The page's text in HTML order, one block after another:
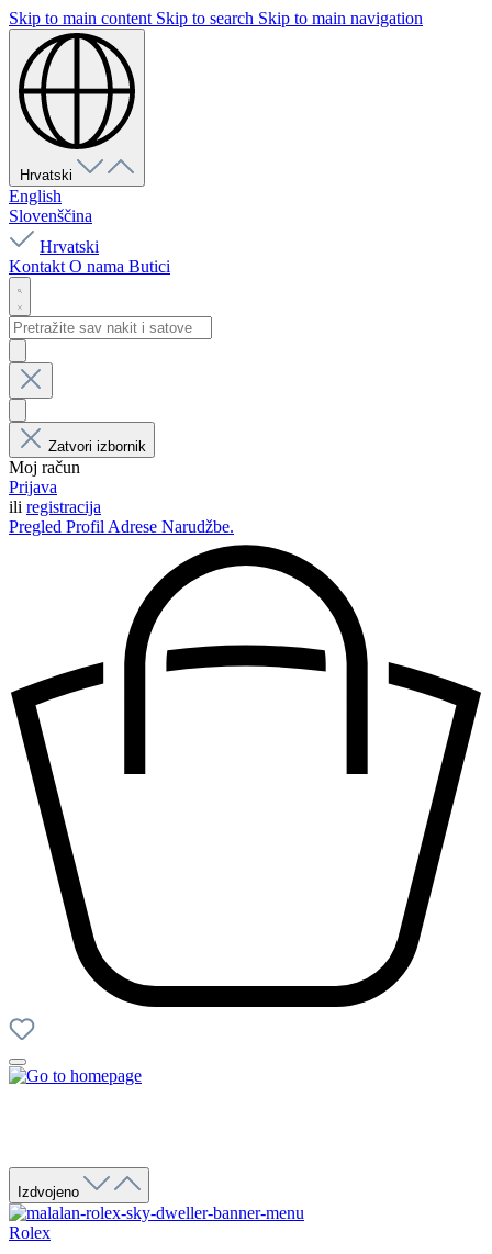
Skip to main content Skip to search Skip to main navigation
Hrvatski
English
Slovenščina
Hrvatski
Kontakt O nama Butici
Zatvori izbornik
Moj račun
Prijava
ili registracija
Pregled Profil Adrese Narudžbe.
Izdvojeno
Rolex